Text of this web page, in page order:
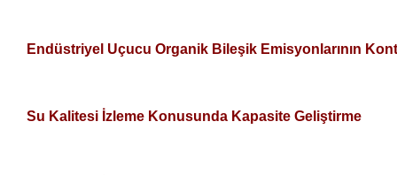
Endüstriyel Uçucu Organik Bileşik Emisyonlarının
Su Kalitesi İzleme Konusunda Kapasite Geliştirme